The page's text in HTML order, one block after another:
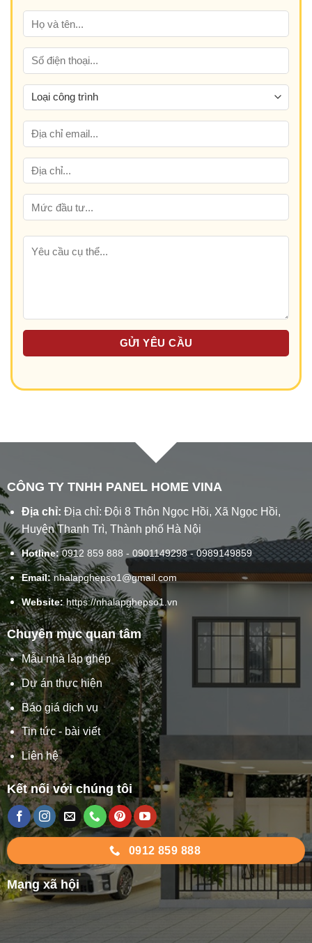
CÔNG TY TNHH PANEL HOME VINA
Địa chỉ: Địa chỉ: Đội 8 Thôn Ngọc Hồi, Xã Ngọc Hồi,
Huyện Thanh Trì, Thành phố Hà Nội
Hotline:0912 859 888 - 0901149298 - 0989149859
Email:nhalapghepso1@gmail.com
Website:https://nhalapghepso1.vn
Chuyên mục quan tâm
Mẫu nhà lắp ghép
Dự án thực hiện
Báo giá dịch vụ
Tin tức - bài viết
Liên hệ
Kết nối với chúng tôi
0912 859 888
Mạng xã hội